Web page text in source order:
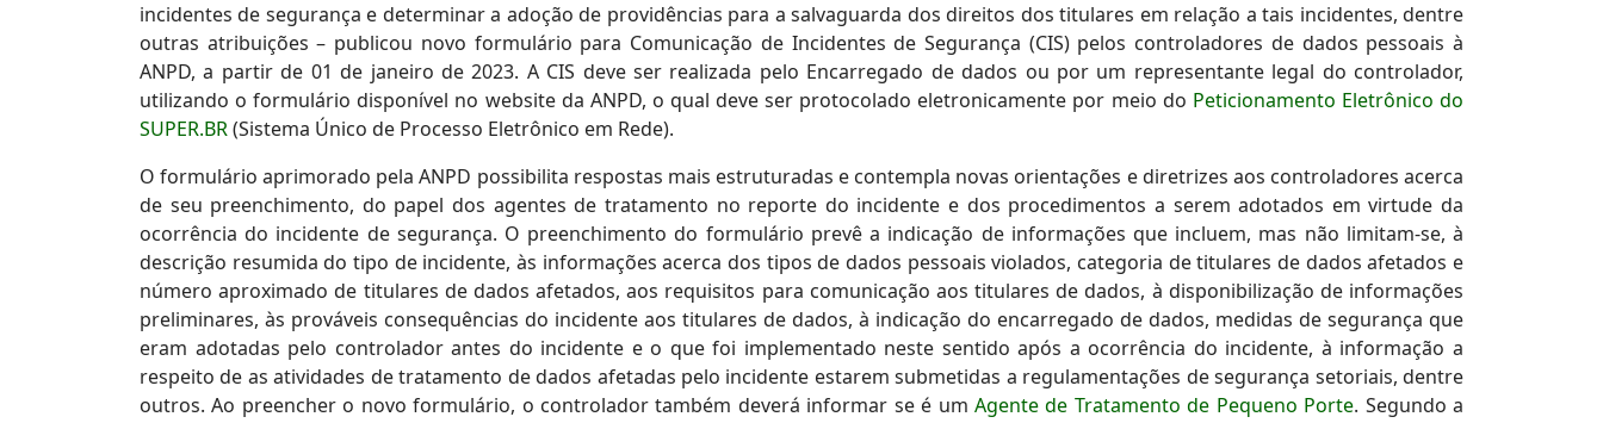
incidentes de segurança e determinar a adoção de providências para a salvaguarda dos direitos dos titulares em relação a tais incidentes, dentre
outras atribuições – publicou novo formulário para Comunicação de Incidentes de Segurança (CIS) pelos controladores de dados pessoais à
ANPD, a partir de 01 de janeiro de 2023. A CIS deve ser realizada pelo Encarregado de dados ou por um representante legal do controlador,
utilizando o formulário disponível no website da ANPD, o qual deve ser protocolado eletronicamente por meio do Peticionamento Eletrônico do
SUPER.BR(Sistema Único de Processo Eletrônico em Rede).
O formulário aprimorado pela ANPD possibilita respostas mais estruturadas e contempla novas orientações e diretrizes aos controladores acerca
de seu preenchimento, do papel dos agentes de tratamento no reporte do incidente e dos procedimentos a serem adotados em virtude da
ocorrência do incidente de segurança. O preenchimento do formulário prevê a indicação de informações que incluem, mas não limitam-se, à
descrição resumida do tipo de incidente, às informações acerca dos tipos de dados pessoais violados, categoria de titulares de dados afetados e
número aproximado de titulares de dados afetados, aos requisitos para comunicação aos titulares de dados, à disponibilização de informações
preliminares, às prováveis consequências do incidente aos titulares de dados, à indicação do encarregado de dados, medidas de segurança que
eram adotadas pelo controlador antes do incidente e o que foi implementado neste sentido após a ocorrência do incidente, à informação a
respeito de as atividades de tratamento de dados afetadas pelo incidente estarem submetidas a regulamentações de segurança setoriais, dentre
outros. Ao preencher o novo formulário, o controlador também deverá informar se é um Agente de Tratamento de Pequeno Porte. Segundo a